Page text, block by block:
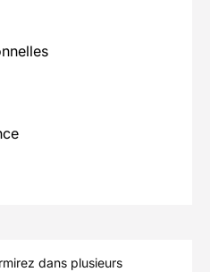
dans plusieurs